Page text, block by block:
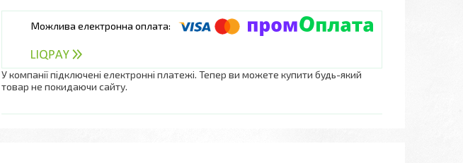
У компанії підключені електронні платежі. Тепер ви можете купити будь-який
товар не покидаючи сайту.